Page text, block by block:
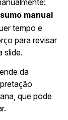
manual
tempo e
para revisar
slide.
da
que pode